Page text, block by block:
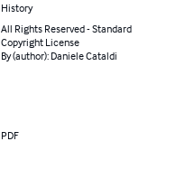
History
All Rights Reserved - Standard
Copyright License
By (author): Daniele Cataldi
PDF